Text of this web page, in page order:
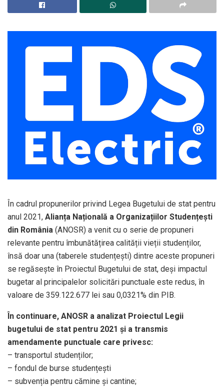
În cadrul propunerilor privind Legea Bugetului de stat pentru
anul 2021, Alianța Națională a Organizațiilor Studențești
din România (ANOSR) a venit cu o serie de propuneri
relevante pentru îmbunătățirea calității vieții studenților,
însă doar una (taberele studențești) dintre aceste propuneri
se regăsește în Proiectul Bugetului de stat, deși impactul
bugetar al principalelor solicitări punctuale este redus, în
valoare de 359.122.677 lei sau 0,0321% din PIB.
În continuare, ANOSR a analizat Proiectul Legii
bugetului de stat pentru 2021 și a transmis
amendamente punctuale care privesc:
– transportul studenților;
– fondul de burse studențești
– subvenția pentru cămine și cantine;